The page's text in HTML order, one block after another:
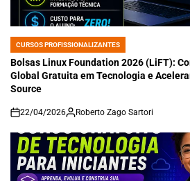
POSTED
IN
CURSOS PROFISSIONALIZANTES
Bolsas Linux Foundation 2026 (LiFT):
Global Gratuita em Tecnologia e
Source
on
22/04/2026 Roberto Zago Sartori